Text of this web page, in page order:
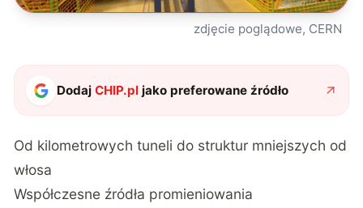
zdjęcie poglądowe, CERN
DodajCHIP.pl jako preferowane źródło
Od kilometrowych tuneli do struktur mniejszych od
włosa
Współczesne źródła promieniowania